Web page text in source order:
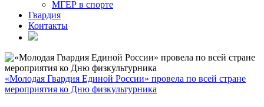
МГЕР в спорте
Гвардия
Контакты
«Молодая Гвардия Единой России» провела по всей стране
мероприятия ко Дню физкультурника